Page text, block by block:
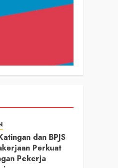
dan BPJS
Perkuat
Pekerja